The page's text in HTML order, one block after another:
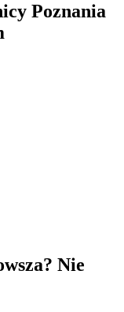
Poznania
Nie